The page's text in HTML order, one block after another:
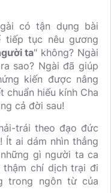
có tận dụng bài
tiếp tục nêu gương
ta" không? Ngài
sao? Ngài đã giúp
kiến được nâng
hiếu kính Cha
cả đời sau!
trái theo đạo đức
Ít ai dám nhìn thẳng
gì người ta ca
chí dịch trại đi
trong ngôn từ của